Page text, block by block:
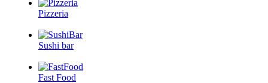
Pizzeria
Sushi bar
Fast Food